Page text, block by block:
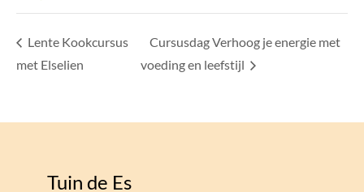
Lente Kookcursus
met Elselien
Cursusdag Verhoog je energie met
voeding en leefstijl
Tuin de Es